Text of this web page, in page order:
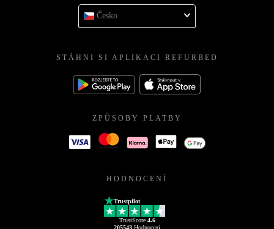
Česko
STÁHNI SI APLIKACI REFURBED
ZPŮSOBY PLATBY
HODNOCENÍ
Trustpilot
TrustScore 4.6
205543 Hodnocení